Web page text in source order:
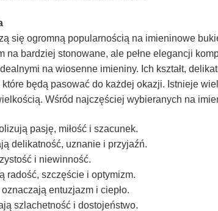
się ogromną popularnością na imieninowe
na bardziej stonowane, ale pełne elegancji
na wiosenne imieniny. Ich kształt,
będą pasować do każdej okazji. Istnieje
Wśród najczęściej wybieranych na
pasję, miłość i szacunek.
delikatność, uznanie i przyjaźń.
i niewinność.
radość, szczęście i optymizm.
oznaczają entuzjazm i ciepło.
szlachetność i dostojeństwo.